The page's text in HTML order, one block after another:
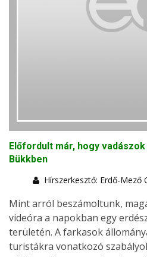
Előfordult már, hogy
Bükkben
Hírszerkesztő: Erdő-Mező
Mint arról beszámoltunk,
videóra a napokban egy
területén. A farkasok
turistákra vonatkozó